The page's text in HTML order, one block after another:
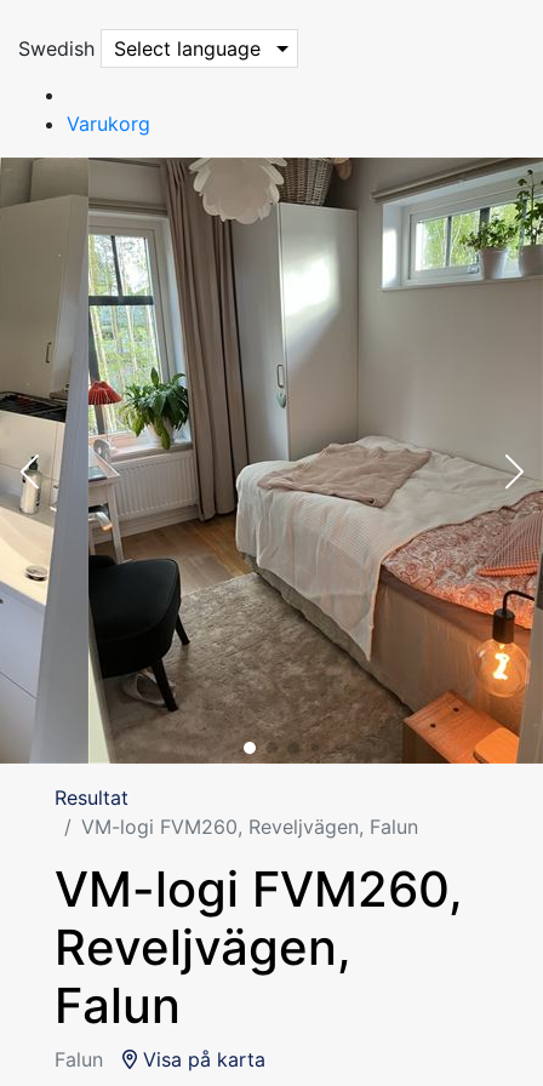
Swedish Select language
Varukorg
Resultat
VM-logi FVM260, Reveljvägen, Falun
VM-logi FVM260,
Reveljvägen,
Falun
Falun Visa på karta